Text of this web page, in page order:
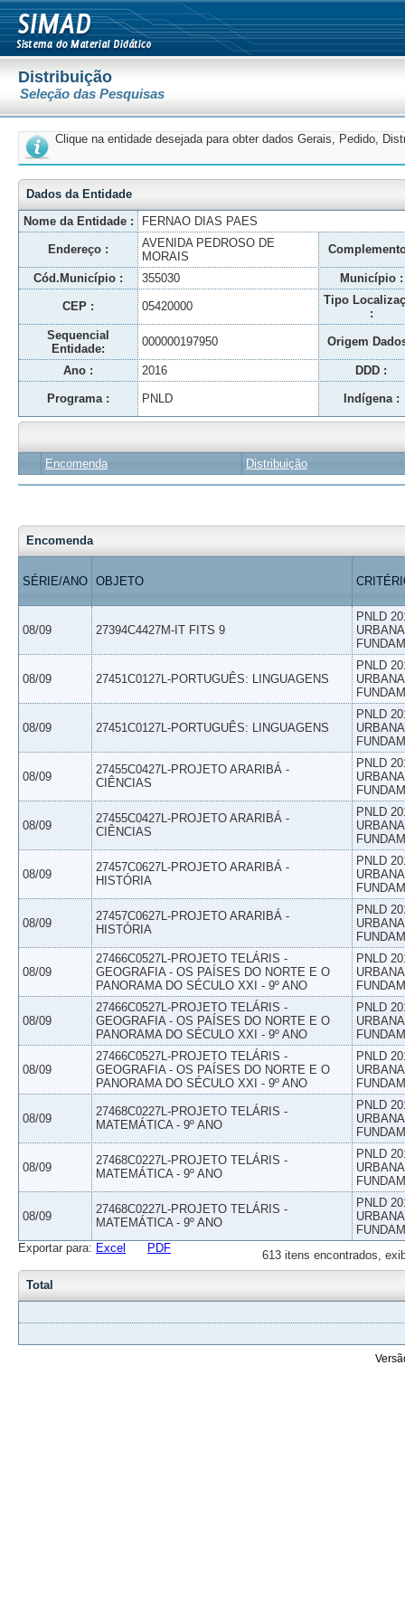
Distribuição
Seleção das Pesquisas
Clique na entidade desejada para obter dados Gerais, Pedido,
Dados da Entidade
Nome da Entidade :
FERNAO DIAS PAES
Endereço :
AVENIDA PEDROSO DE
MORAIS
Cód.Município : 355030 Município :
CEP : 05420000
Tipo
:
Sequencial
Entidade:
000000197950 Origem
Ano : 2016 DDD :
Programa : PNLD Indígena :
Encomenda Distribuição
Encomenda
SÉRIE/ANO OBJETO
08/09 27394C4427M-IT FITS 9
PNLD
08/09 27451C0127L-PORTUGUÊS: LINGUAGENS
PNLD
08/09 27451C0127L-PORTUGUÊS: LINGUAGENS
PNLD
08/09
27455C0427L-PROJETO ARARIBÁ -
CIÊNCIAS
PNLD
08/09
27455C0427L-PROJETO ARARIBÁ -
CIÊNCIAS
PNLD
08/09
27457C0627L-PROJETO ARARIBÁ -
HISTÓRIA
PNLD
08/09
27457C0627L-PROJETO ARARIBÁ -
HISTÓRIA
PNLD
08/09
27466C0527L-PROJETO TELÁRIS -
GEOGRAFIA - OS PAÍSES DO NORTE E O
PANORAMA DO SÉCULO XXI - 9º ANO
PNLD
08/09
27466C0527L-PROJETO TELÁRIS -
GEOGRAFIA - OS PAÍSES DO NORTE E O
PANORAMA DO SÉCULO XXI - 9º ANO
PNLD
08/09
27466C0527L-PROJETO TELÁRIS -
GEOGRAFIA - OS PAÍSES DO NORTE E O
PANORAMA DO SÉCULO XXI - 9º ANO
PNLD
08/09
27468C0227L-PROJETO TELÁRIS -
MATEMÁTICA - 9º ANO
PNLD
08/09
27468C0227L-PROJETO TELÁRIS -
MATEMÁTICA - 9º ANO
PNLD
08/09
27468C0227L-PROJETO TELÁRIS -
MATEMÁTICA - 9º ANO
PNLD
613 itens encontrados,
Exportar para: Excel PDF
Total